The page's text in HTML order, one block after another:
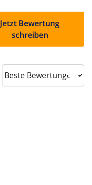
Jetzt Bewertung
schreiben
Sort reviews